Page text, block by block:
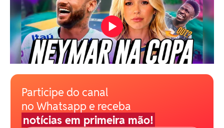
Participe do canal
no Whatsapp e receba
notícias em primeira mão!